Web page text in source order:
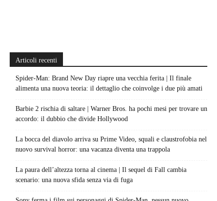
Articoli recenti
Spider-Man: Brand New Day riapre una vecchia ferita | Il finale
alimenta una nuova teoria: il dettaglio che coinvolge i due più amati
Barbie 2 rischia di saltare | Warner Bros. ha pochi mesi per trovare un
accordo: il dubbio che divide Hollywood
La bocca del diavolo arriva su Prime Video, squali e claustrofobia nel
nuovo survival horror: una vacanza diventa una trappola
La paura dell’altezza torna al cinema | Il sequel di Fall cambia
scenario: una nuova sfida senza via di fuga